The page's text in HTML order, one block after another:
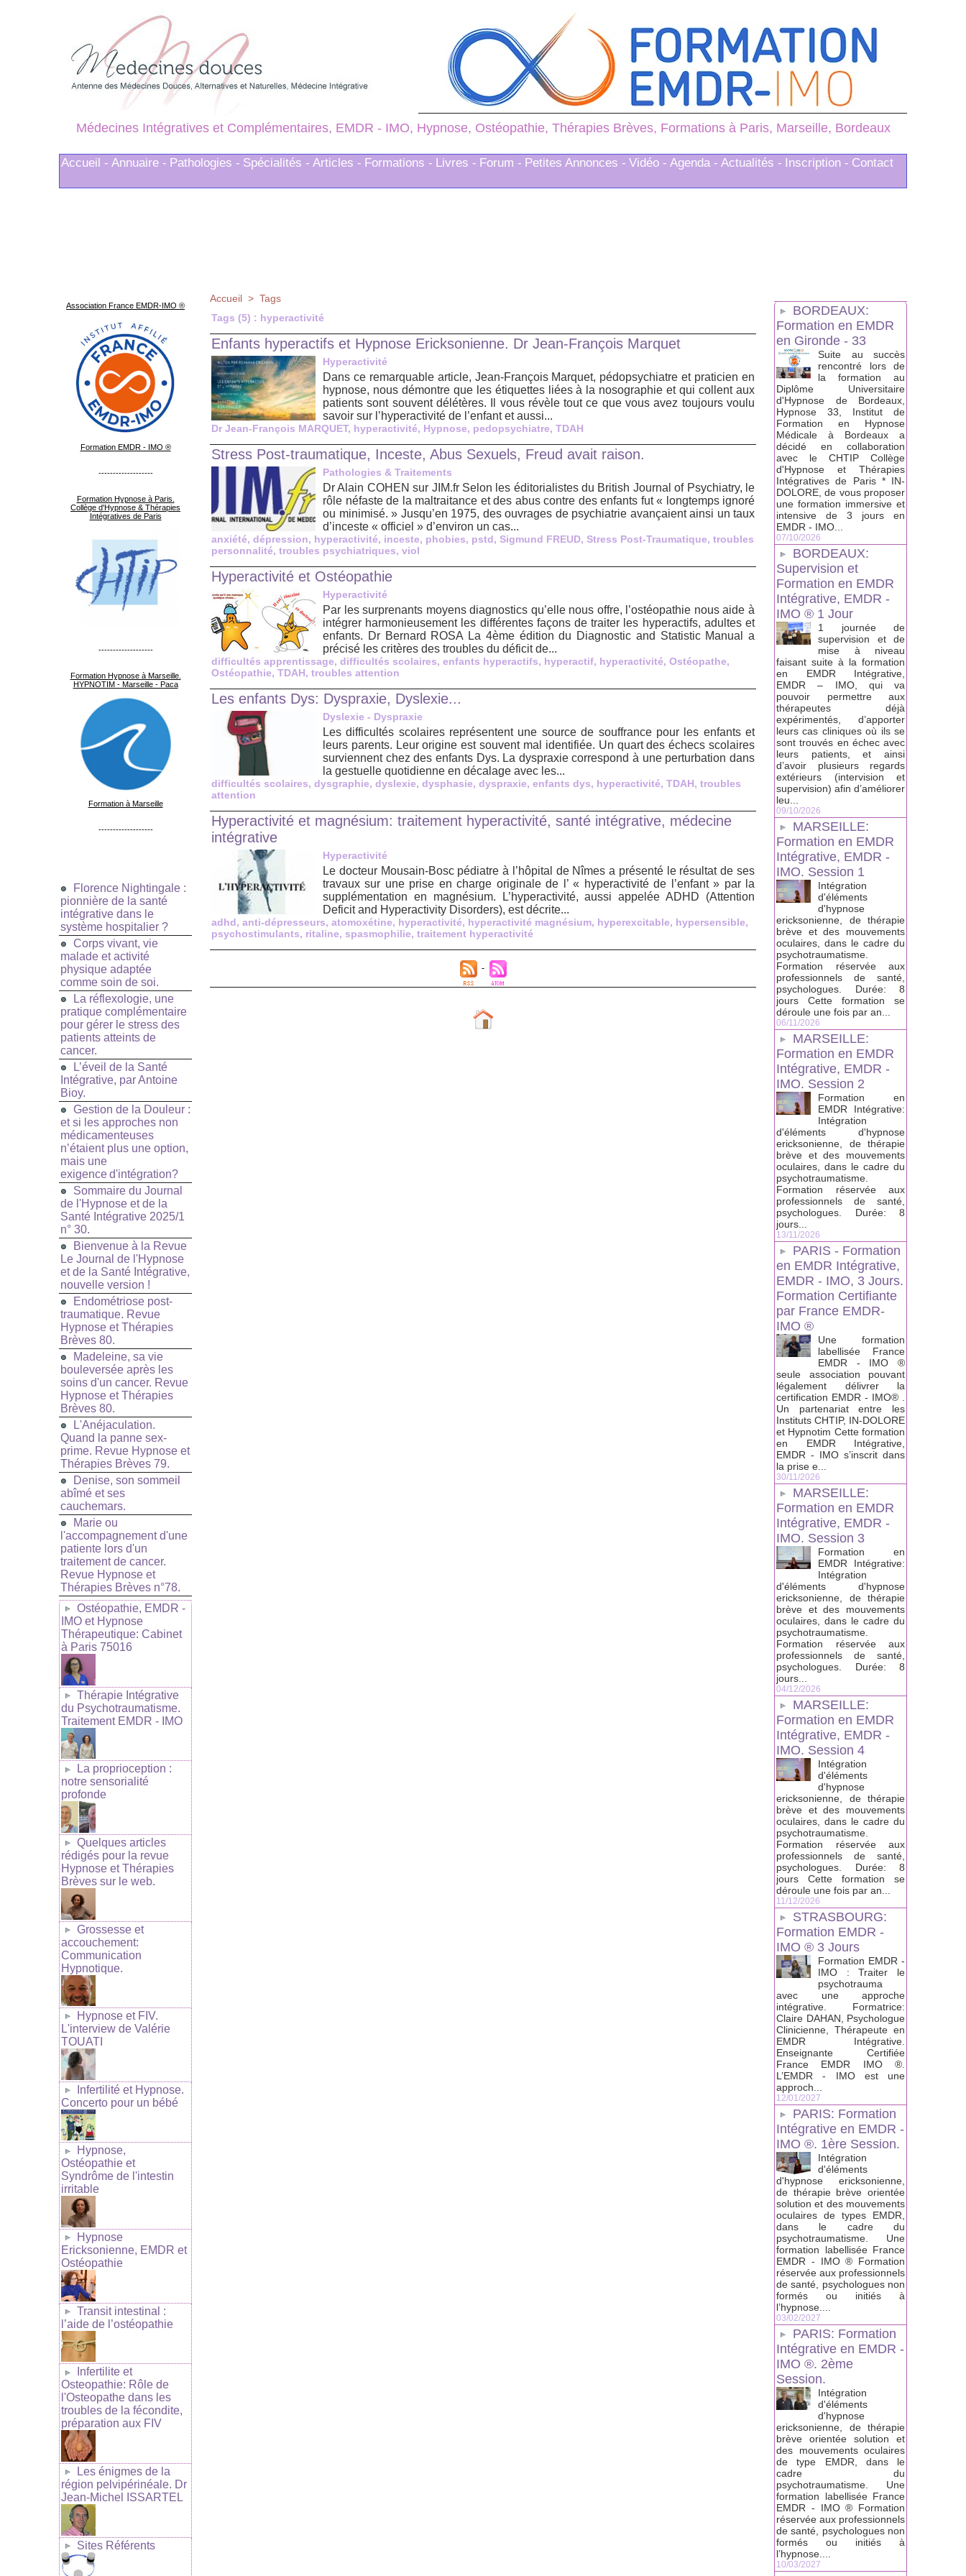
Médecines Intégratives et Complémentaires, EMDR - IMO, Hypnose, Ostéopathie, Thérapies Brèves, Formations à Paris, Marseille, Bordeaux
Accueil - Annuaire - Pathologies - Spécialités - Articles - Formations - Livres - Forum - Petites Annonces - Vidéo - Agenda - Actualités - Inscription - Contact
Association France EMDR-IMO ®
Formation EMDR - IMO ®
-------------------
Formation Hypnose à Paris.
Collège d'Hypnose & Thérapies
Intégratives de Paris
-------------------
Formation Hypnose à Marseille.
HYPNOTIM - Marseille - Paca
Formation à Marseille
-------------------
Florence Nightingale :
pionnière de la santé
intégrative dans le
système hospitalier ?
Corps vivant, vie
malade et activité
physique adaptée
comme soin de soi.
La réflexologie, une
pratique complémentaire
pour gérer le stress des
patients atteints de
cancer.
L’éveil de la Santé
Intégrative, par Antoine
Bioy.
Gestion de la Douleur :
et si les approches non
médicamenteuses
n’étaient plus une option,
mais une
exigence d'intégration?
Sommaire du Journal
de l'Hypnose et de la
Santé Intégrative 2025/1
n° 30.
Bienvenue à la Revue
Le Journal de l'Hypnose
et de la Santé Intégrative,
nouvelle version !
Endométriose post-
traumatique. Revue
Hypnose et Thérapies
Brèves 80.
Madeleine, sa vie
bouleversée après les
soins d'un cancer. Revue
Hypnose et Thérapies
Brèves 80.
L'Anéjaculation.
Quand la panne sex-
prime. Revue Hypnose et
Thérapies Brèves 79.
Denise, son sommeil
abîmé et ses
cauchemars.
Marie ou
l'accompagnement d'une
patiente lors d'un
traitement de cancer.
Revue Hypnose et
Thérapies Brèves n°78.
Ostéopathie, EMDR -
IMO et Hypnose
Thérapeutique: Cabinet
à Paris 75016
Thérapie Intégrative
du Psychotraumatisme.
Traitement EMDR - IMO
La proprioception :
notre sensorialité
profonde
Quelques articles
rédigés pour la revue
Hypnose et Thérapies
Brèves sur le web.
Grossesse et
accouchement:
Communication
Hypnotique.
Hypnose et FIV.
L'interview de Valérie
TOUATI
Infertilité et Hypnose.
Concerto pour un bébé
Hypnose,
Ostéopathie et
Syndrôme de l'intestin
irritable
Hypnose
Ericksonienne, EMDR et
Ostéopathie
Transit intestinal :
l’aide de l’ostéopathie
Infertilite et
Osteopathie: Rôle de
l'Osteopathe dans les
troubles de la fécondite,
préparation aux FIV
Les énigmes de la
région pelvipérinéale. Dr
Jean-Michel ISSARTEL
Sites Référents
Accueil > Tags
Tags (5) : hyperactivité
Enfants hyperactifs et Hypnose Ericksonienne. Dr Jean-François Marquet
Hyperactivité
Dans ce remarquable article, Jean-François Marquet, pédopsychiatre et praticien en
hypnose, nous démontre que les étiquettes liées à la nosographie et qui collent aux
patients sont souvent délétères. Il vous révèle tout ce que vous avez toujours voulu
savoir sur l’hyperactivité de l’enfant et aussi...
Dr Jean-François MARQUET, hyperactivité, Hypnose, pedopsychiatre, TDAH
Stress Post-traumatique, Inceste, Abus Sexuels, Freud avait raison.
Pathologies & Traitements
Dr Alain COHEN sur JIM.fr Selon les éditorialistes du British Journal of Psychiatry, le
rôle néfaste de la maltraitance et des abus contre des enfants fut « longtemps ignoré
ou minimisé. » Jusqu’en 1975, des ouvrages de psychiatrie avançaient ainsi un taux
d’inceste « officiel » d’environ un cas...
anxiété, dépression, hyperactivité, inceste, phobies, pstd, Sigmund FREUD, Stress Post-Traumatique, troubles
personnalité, troubles psychiatriques, viol
Hyperactivité et Ostéopathie
Hyperactivité
Par les surprenants moyens diagnostics qu’elle nous offre, l’ostéopathie nous aide à
intégrer harmonieusement les différentes façons de traiter les hyperactifs, adultes et
enfants. Dr Bernard ROSA La 4ème édition du Diagnostic and Statistic Manual a
précisé les critères des troubles du déficit de...
difficultés apprentissage, difficultés scolaires, enfants hyperactifs, hyperactif, hyperactivité, Ostéopathe,
Ostéopathie, TDAH, troubles attention
Les enfants Dys: Dyspraxie, Dyslexie...
Dyslexie - Dyspraxie
Les difficultés scolaires représentent une source de souffrance pour les enfants et
leurs parents. Leur origine est souvent mal identifiée. Un quart des échecs scolaires
surviennent chez des enfants Dys. La dyspraxie correspond à une perturbation dans
la gestuelle quotidienne en décalage avec les...
difficultés scolaires, dysgraphie, dyslexie, dysphasie, dyspraxie, enfants dys, hyperactivité, TDAH, troubles
attention
Hyperactivité et magnésium: traitement hyperactivité, santé intégrative, médecine
intégrative
Hyperactivité
Le docteur Mousain-Bosc pédiatre à l’hôpital de Nîmes a présenté le résultat de ses
travaux sur une prise en charge originale de l’ « hyperactivité de l’enfant » par la
supplémentation en magnésium. L’hyperactivité, aussi appelée ADHD (Attention
Deficit and Hyperactivity Disorders), est décrite...
adhd, anti-dépresseurs, atomoxétine, hyperactivité, hyperactivité magnésium, hyperexcitable, hypersensible,
psychostimulants, ritaline, spasmophilie, traitement hyperactivité
BORDEAUX:
Formation en EMDR
en Gironde - 33
Suite au succès
rencontré lors de
la formation au
Diplôme Universitaire
d'Hypnose de Bordeaux,
Hypnose 33, Institut de
Formation en Hypnose
Médicale à Bordeaux a
décidé en collaboration
avec le CHTIP Collège
d'Hypnose et Thérapies
Intégratives de Paris * IN-
DOLORE, de vous proposer
une formation immersive et
intensive de 3 jours en
EMDR - IMO...
07/10/2026
BORDEAUX:
Supervision et
Formation en EMDR
Intégrative, EMDR -
IMO ® 1 Jour
1 journée de
supervision et de
mise à niveau
faisant suite à la formation
en EMDR Intégrative,
EMDR – IMO, qui va
pouvoir permettre aux
thérapeutes déjà
expérimentés, d’apporter
leurs cas cliniques où ils se
sont trouvés en échec avec
leurs patients, et ainsi
d’avoir plusieurs regards
extérieurs (intervision et
supervision) afin d’améliorer
leu...
09/10/2026
MARSEILLE:
Formation en EMDR
Intégrative, EMDR -
IMO. Session 1
Intégration
d'éléments
d'hypnose
ericksonienne, de thérapie
brève et des mouvements
oculaires, dans le cadre du
psychotraumatisme.
Formation réservée aux
professionnels de santé,
psychologues. Durée: 8
jours Cette formation se
déroule une fois par an...
06/11/2026
MARSEILLE:
Formation en EMDR
Intégrative, EMDR -
IMO. Session 2
Formation en
EMDR Intégrative:
Intégration
d'éléments d'hypnose
ericksonienne, de thérapie
brève et des mouvements
oculaires, dans le cadre du
psychotraumatisme.
Formation réservée aux
professionnels de santé,
psychologues. Durée: 8
jours...
13/11/2026
PARIS - Formation
en EMDR Intégrative,
EMDR - IMO, 3 Jours.
Formation Certifiante
par France EMDR-
IMO ®
Une formation
labellisée France
EMDR - IMO ®
seule association pouvant
légalement délivrer la
certification EMDR - IMO® .
Un partenariat entre les
Instituts CHTIP, IN-DOLORE
et Hypnotim Cette formation
en EMDR Intégrative,
EMDR - IMO s’inscrit dans
la prise e...
30/11/2026
MARSEILLE:
Formation en EMDR
Intégrative, EMDR -
IMO. Session 3
Formation en
EMDR Intégrative:
Intégration
d'éléments d'hypnose
ericksonienne, de thérapie
brève et des mouvements
oculaires, dans le cadre du
psychotraumatisme.
Formation réservée aux
professionnels de santé,
psychologues. Durée: 8
jours...
04/12/2026
MARSEILLE:
Formation en EMDR
Intégrative, EMDR -
IMO. Session 4
Intégration
d'éléments
d'hypnose
ericksonienne, de thérapie
brève et des mouvements
oculaires, dans le cadre du
psychotraumatisme.
Formation réservée aux
professionnels de santé,
psychologues. Durée: 8
jours Cette formation se
déroule une fois par an...
11/12/2026
STRASBOURG:
Formation EMDR -
IMO ® 3 Jours
Formation EMDR -
IMO : Traiter le
psychotrauma
avec une approche
intégrative. Formatrice:
Claire DAHAN, Psychologue
Clinicienne, Thérapeute en
EMDR Intégrative.
Enseignante Certifiée
France EMDR IMO ®.
L’EMDR - IMO est une
approch...
12/01/2027
PARIS: Formation
Intégrative en EMDR -
IMO ®. 1ère Session.
Intégration
d'éléments
d'hypnose ericksonienne,
de thérapie brève orientée
solution et des mouvements
oculaires de types EMDR,
dans le cadre du
psychotraumatisme. Une
formation labellisée France
EMDR - IMO ® Formation
réservée aux professionnels
de santé, psychologues non
formés ou initiés à
l’hypnose....
03/02/2027
PARIS: Formation
Intégrative en EMDR -
IMO ®. 2ème
Session.
Intégration
d'éléments
d'hypnose
ericksonienne, de thérapie
brève orientée solution et
des mouvements oculaires
de type EMDR, dans le
cadre du
psychotraumatisme. Une
formation labellisée France
EMDR - IMO ® Formation
réservée aux professionnels
de santé, psychologues non
formés ou initiés à
l’hypnose....
10/03/2027